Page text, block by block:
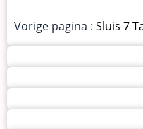
Vorige pagina : Sluis 7